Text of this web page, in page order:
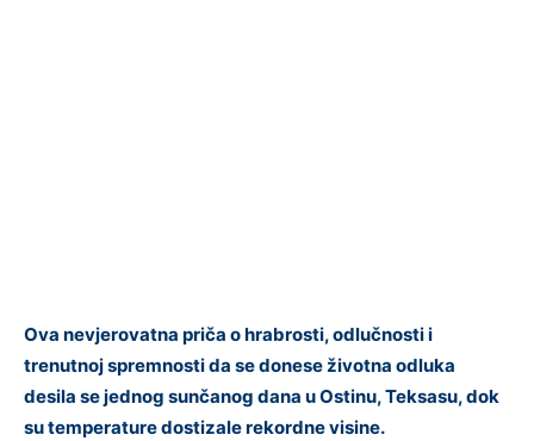
Ova nevjerovatna priča o hrabrosti, odlučnosti i
trenutnoj spremnosti da se donese životna odluka
desila se jednog sunčanog dana u Ostinu, Teksasu, dok
su temperature dostizale rekordne visine.